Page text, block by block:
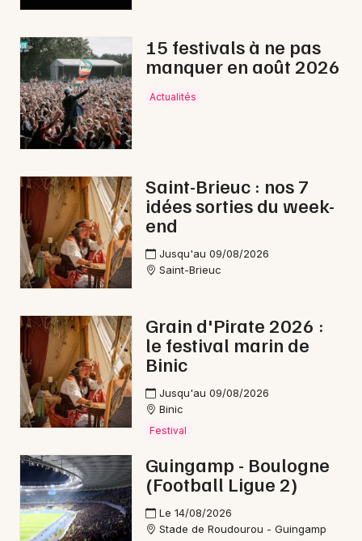
22 - Côtes d'Armor
Choisir mes départements
Mon email
Je m'abonne
15 festivals à ne pas
manquer en août 2026
Actualités
Saint-Brieuc : nos 7
idées sorties du week-
end
Jusqu'au 09/08/2026
Saint-Brieuc
Grain d'Pirate 2026 :
le festival marin de
Binic
Jusqu'au 09/08/2026
Binic
Festival
Guingamp - Boulogne
(Football Ligue 2)
Le 14/08/2026
Stade de Roudourou - Guingamp